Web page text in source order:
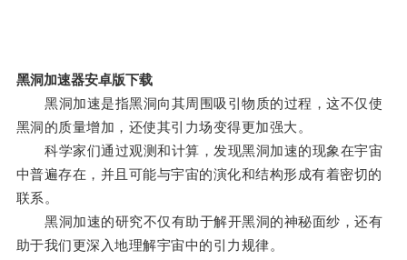
黑洞加速器安卓版下载
黑洞加速是指黑洞向其周围吸引物质的过程，这不仅使
黑洞的质量增加，还使其引力场变得更加强大。
科学家们通过观测和计算，发现黑洞加速的现象在宇宙
中普遍存在，并且可能与宇宙的演化和结构形成有着密切的
联系。
黑洞加速的研究不仅有助于解开黑洞的神秘面纱，还有
助于我们更深入地理解宇宙中的引力规律。